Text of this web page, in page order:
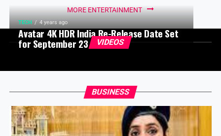
MORE ENTERTAINMENT
VIDEOS
TECH 4 years ago
Avatar 4K HDR India Re-Release Date Set
for September 23
BUSINESS